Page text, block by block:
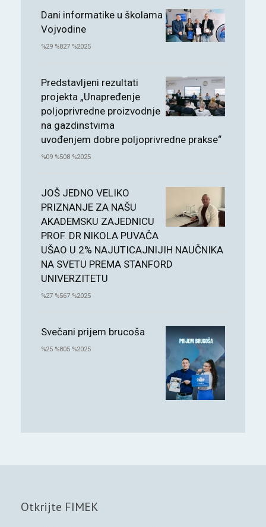
Dani informatike u školama
Vojvodine
%29 %827 %2025
Predstavljeni rezultati
projekta „Unapređenje
poljoprivredne proizvodnje
na gazdinstvima
uvođenjem dobre poljoprivredne prakse“
%09 %508 %2025
JOŠ JEDNO VELIKO
PRIZNANJE ZA NAŠU
AKADEMSKU ZAJEDNICU
PROF. DR NIKOLA PUVAČA
UŠAO U 2% NAJUTICAJNIJIH NAUČNIKA
NA SVETU PREMA STANFORD
UNIVERZITETU
%27 %567 %2025
Svečani prijem brucoša
%25 %805 %2025
Otkrijte FIMEK